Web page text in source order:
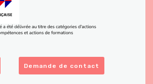
Demande de contact